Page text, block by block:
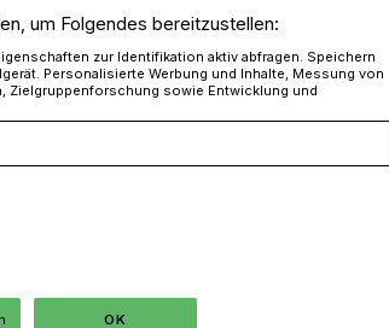
um Folgendes bereitzustellen:
zur Identifikation aktiv abfragen. Speichern
Personalisierte Werbung und Inhalte, Messung von
Zielgruppenforschung sowie Entwicklung und
OK